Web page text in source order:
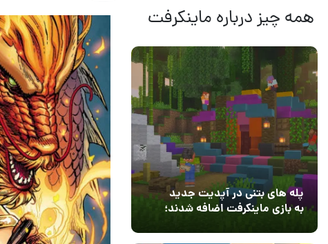
همه چیز درباره ماینکرفت
پله های بتنی در آپدیت جدید
به بازی ماینکرفت اضافه شدند؛